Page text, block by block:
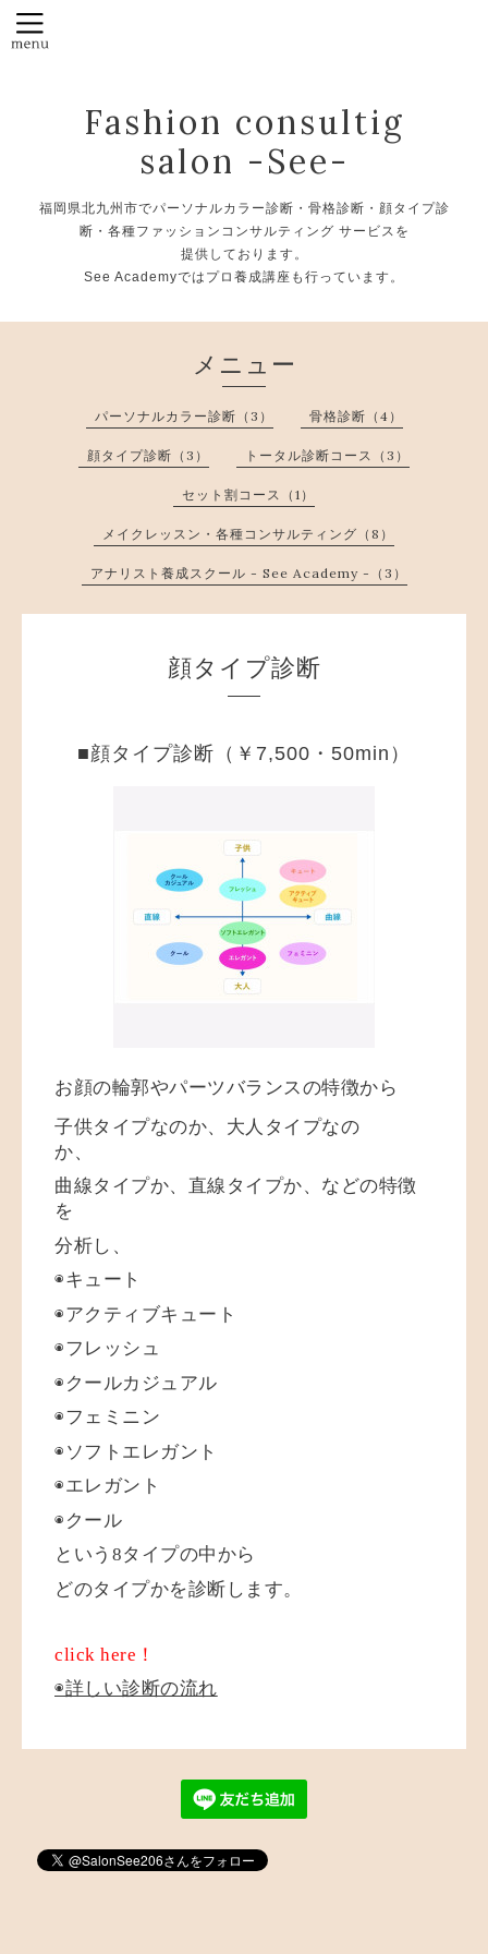
Fashion consultig
salon -See-
福岡県北九州市でパーソナルカラー診断・骨格診断・顔タイプ診
断・各種ファッションコンサルティング サービスを
提供しております。
See Academyではプロ養成講座も行っています。
メニュー
パーソナルカラー診断（3） 骨格診断（4）
顔タイプ診断（3） トータル診断コース（3）
セット割コース（1）
メイクレッスン・各種コンサルティング（8）
アナリスト養成スクール - See Academy -（3）
顔タイプ診断
■顔タイプ診断（￥7,500・50min）
お顔の輪郭やパーツバランスの特徴から
子供タイプなのか、大人タイプなの
か、
曲線タイプか、直線タイプか、などの特徴
を
分析し、
◉キュート
◉アクティブキュート
◉フレッシュ
◉クールカジュアル
◉フェミニン
◉ソフトエレガント
◉エレガント
◉クール
という8タイプの中から
どのタイプかを診断します。
click here！
◉詳しい診断の流れ